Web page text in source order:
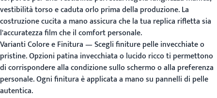
vestibilità torso e caduta orlo prima della produzione. La
costruzione cucita a mano assicura che la tua replica rifletta sia
l'accuratezza film che il comfort personale.
Varianti Colore e Finitura— Scegli finiture pelle invecchiate o
pristine. Opzioni patina invecchiata o lucido ricco ti permettono
di corrispondere alla condizione sullo schermo o alla preferenza
personale. Ogni finitura è applicata a mano su pannelli di pelle
autentica.